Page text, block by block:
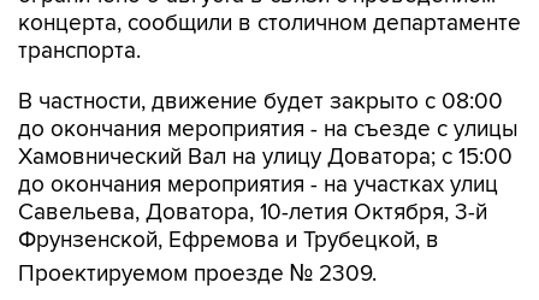
В частности, движение будет закрыто с 08:00
Хамовнический Вал на улицу Доватора; с 15:00
до окончания мероприятия - на участках улиц
Савельева, Доватора, 10-летия Октября, 3-й
Фрунзенской, Ефремова и Трубецкой, в
Проектируемом проезде № 2309.
Кроме того, на всех участках ограничений 9